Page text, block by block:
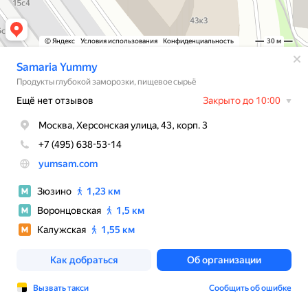
© Яндекс Условия использования Конфиденциальность 30 м
Samaria Yummy
Продукты глубокой заморозки, пищевое сырьё
Ещё нет отзывов Закрыто до 10:00
Москва, Херсонская улица, 43, корп. 3
+7 (495) 638-53-14
yumsam.com
Зюзино
1,23 км
Воронцовская
1,5 км
Калужская
1,55 км
Как добраться Об организации
Вызвать такси Сообщить об ошибке